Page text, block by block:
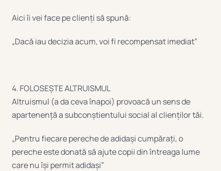
Aici îi vei face pe clienți să spună:
„Dacă iau decizia acum, voi fi recompensat imediat”
4. FOLOSEȘTE ALTRUISMUL
Altruismul (a da ceva înapoi) provoacă un sens de
apartenență a subconștientului social al clienților tăi.
„Pentru fiecare pereche de adidași cumpărați, o
pereche este donată să ajute copii din întreaga lume
care nu își permit adidași”